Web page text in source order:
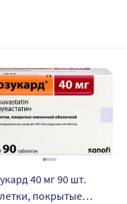
40 мг 90 шт.
покрытые